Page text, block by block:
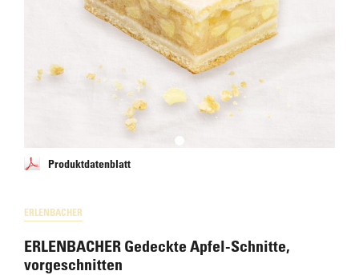
Produktdatenblatt
ERLENBACHER
ERLENBACHER Gedeckte Apfel-Schnitte,
vorgeschnitten